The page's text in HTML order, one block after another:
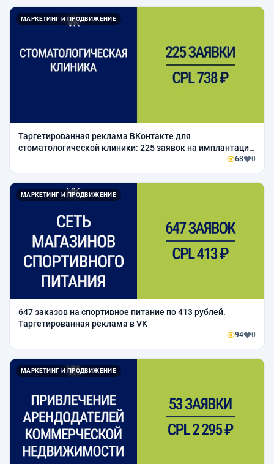
МАРКЕТИНГ И ПРОДВИЖЕНИЕ
Таргетированная реклама ВКонтакте для
стоматологической клиники: 225 заявок на имплантацию
68 0
МАРКЕТИНГ И ПРОДВИЖЕНИЕ
647 заказов на спортивное питание по 413 рублей.
Таргетированная реклама в VK
94 0
МАРКЕТИНГ И ПРОДВИЖЕНИЕ